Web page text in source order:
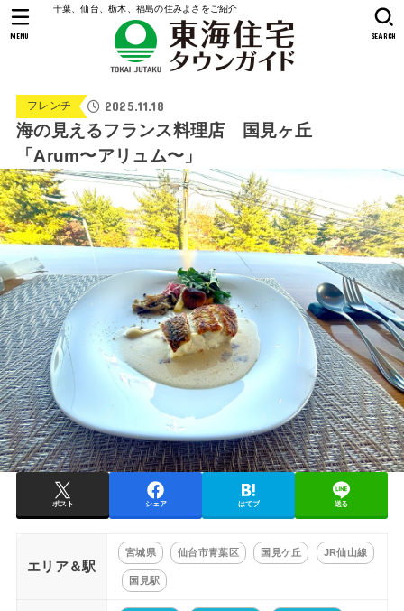
千葉、仙台、栃木、福島の住みよさをご紹介
SEARCH
MENU
フレンチ 2025.11.18
海の見えるフランス料理店 国見ヶ丘
「Arum〜アリュム〜」
ポスト シェア はてブ 送る
エリア＆駅
宮城県 仙台市青葉区 国見ケ丘 JR仙山線
国見駅